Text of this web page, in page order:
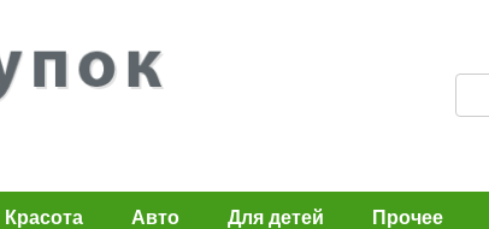
с
Красота Авто Для детей Прочее